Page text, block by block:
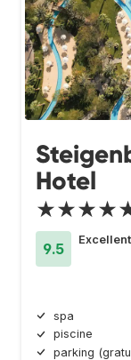
Hotel
9.5
Excellent
spa
piscine
parking